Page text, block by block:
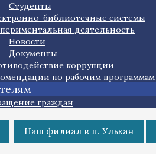
Студенты
библиотечные системы
деятельность
Новости
Документы
коррупции
по рабочим программам
граждан
Наш филиал в п. Улькан